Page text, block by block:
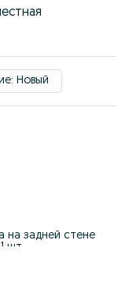
Новый
на задней стене
шт